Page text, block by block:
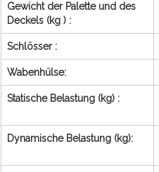
Gewicht der Palette und des
Deckels (kg ) :
Schlösser :
Wabenhülse:
Statische Belastung (kg) :
Dynamische Belastung (kg):